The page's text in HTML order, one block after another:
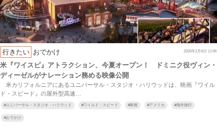
行きたい おでかけ 2026年2月6日 11:06
米『ワイスピ』アトラクション、今夏オープン！ ドミニク役ヴィン・
ディーゼルがナレーション務める映像公開
米カリフォルニアにあるユニバーサル・スタジオ・ハリウッドは、映画『ワイル
ド・スピード』の屋外型高速…
#ユニバーサル・スタジオ・ハリウッド #ワイルド・スピード #映画 #アメリカ #海外旅行
#おでかけ